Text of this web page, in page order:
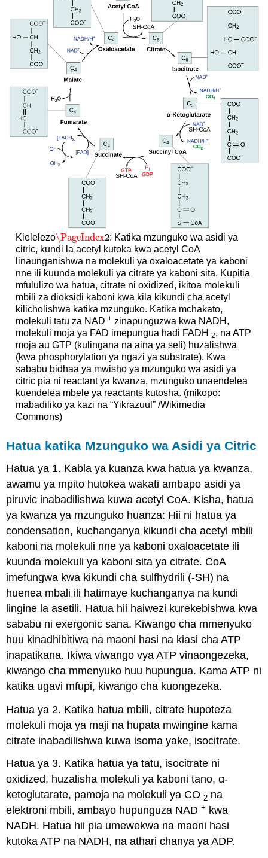
Kielelezo\PageIndex2
\PageIndex2: Katika mzunguko wa asidi ya
citric, kundi la acetyl kutoka kwa acetyl CoA
linaunganishwa na molekuli ya oxaloacetate ya kaboni
nne ili kuunda molekuli ya citrate ya kaboni sita. Kupitia
mfululizo wa hatua, citrate ni oxidized, ikitoa molekuli
mbili za dioksidi kaboni kwa kila kikundi cha acetyl
kilicholishwa katika mzunguko. Katika mchakato,
molekuli tatu za NAD +zinapunguzwa kwa NADH,
molekuli moja ya FAD imepungua hadi FADH 2, na ATP
moja au GTP (kulingana na aina ya seli) huzalishwa
(kwa phosphorylation ya ngazi ya substrate). Kwa
sababu bidhaa ya mwisho ya mzunguko wa asidi ya
citric pia ni reactant ya kwanza, mzunguko unaendelea
kuendelea mbele ya reactants kutosha. (mikopo:
mabadiliko ya kazi na “Yikrazuul” /Wikimedia
Commons)
Hatua katika Mzunguko wa Asidi ya Citric
Hatua ya 1. Kabla ya kuanza kwa hatua ya kwanza,
awamu ya mpito hutokea wakati ambapo asidi ya
piruvic inabadilishwa kuwa acetyl CoA. Kisha, hatua
ya kwanza ya mzunguko huanza: Hii ni hatua ya
condensation, kuchanganya kikundi cha acetyl mbili
kaboni na molekuli nne ya kaboni oxaloacetate ili
kuunda molekuli ya kaboni sita ya citrate. CoA
imefungwa kwa kikundi cha sulfhydrili (-SH) na
huenea mbali ili hatimaye kuchanganya na kundi
lingine la asetili. Hatua hii haiwezi kurekebishwa kwa
sababu ni exergonic sana. Kiwango cha mmenyuko
huu kinadhibitiwa na maoni hasi na kiasi cha ATP
inapatikana. Ikiwa viwango vya ATP vinaongezeka,
kiwango cha mmenyuko huu hupungua. Kama ATP ni
katika ugavi mfupi, kiwango cha kuongezeka.
Hatua ya 2. Katika hatua mbili, citrate hupoteza
molekuli moja ya maji na hupata mwingine kama
citrate inabadilishwa kuwa isoma yake, isocitrate.
Hatua ya 3. Katika hatua ya tatu, isocitrate ni
oxidized, huzalisha molekuli ya kaboni tano, α-
ketoglutarate, pamoja na molekuli ya CO 2 na
elektroni mbili, ambayo hupunguza NAD+ kwa
NADH. Hatua hii pia umewekwa na maoni hasi
kutoka ATP na NADH, na athari chanya ya ADP.